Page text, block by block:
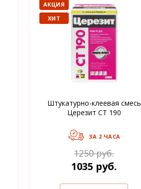
АКЦИЯ
ХИТ
Штукатурно-клеевая смесь
Церезит CT 190
ЗА 2 ЧАСА
1250 руб.
1035 руб.